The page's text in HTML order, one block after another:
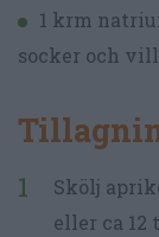
1 krm
socker och
Skölj
eller ca 12